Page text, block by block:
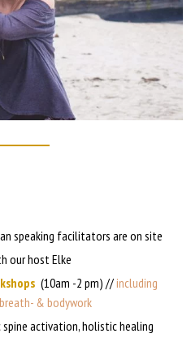
speaking facilitators are on site
our host Elke
(10am -2 pm) //including
breath- & bodywork
spine activation, holistic healing